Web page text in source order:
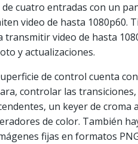
de cuatro entradas con un
video de hasta 1080p60.
transmitir video de hasta
y actualizaciones.
de control cuenta
controlar las
un keyer de
de color. También
fijas en formatos